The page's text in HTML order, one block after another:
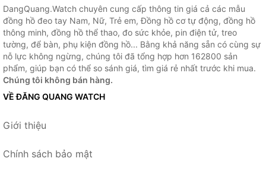
DangQuang.Watch chuyên cung cấp thông tin giá cả các mẫu
đồng hồ đeo tay Nam, Nữ, Trẻ em, Đồng hồ cơ tự động, đồng hồ
thông minh, đồng hồ thể thao, đo sức khỏe, pin điện tử, treo
tường, để bàn, phụ kiện đồng hồ... Bằng khả năng sẵn có cùng sự
nỗ lực không ngừng, chúng tôi đã tổng hợp hơn 162800 sản
phẩm, giúp bạn có thể so sánh giá, tìm giá rẻ nhất trước khi mua.
Chúng tôi không bán hàng.
VỀ ĐĂNG QUANG WATCH
Giới thiệu
Chính sách bảo mật